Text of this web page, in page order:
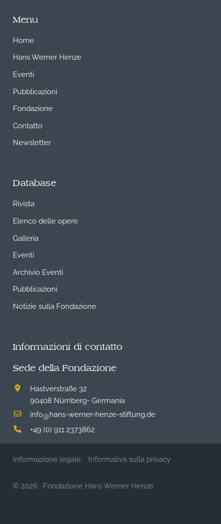
Menu
Home
Hans Werner Henze
Eventi
Pubblicazioni
Fondazione
Contatto
Newsletter
Database
Rivista
Elenco delle opere
Galleria
Eventi
Archivio Eventi
Pubblicazioni
Notizie sulla Fondazione
Informazioni di contatto
Sede della Fondazione
Hastverstraße 32
90408 Nürnberg- Germania
info@hans-werner-henze-stiftung.de
+49 (0) 911 2373862
Informazione legale Informativa sulla privacy
© 2026 · Fondazione Hans Werner Henze